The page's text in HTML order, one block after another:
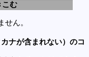
こむ
せん。
ナが含まれない）のコ